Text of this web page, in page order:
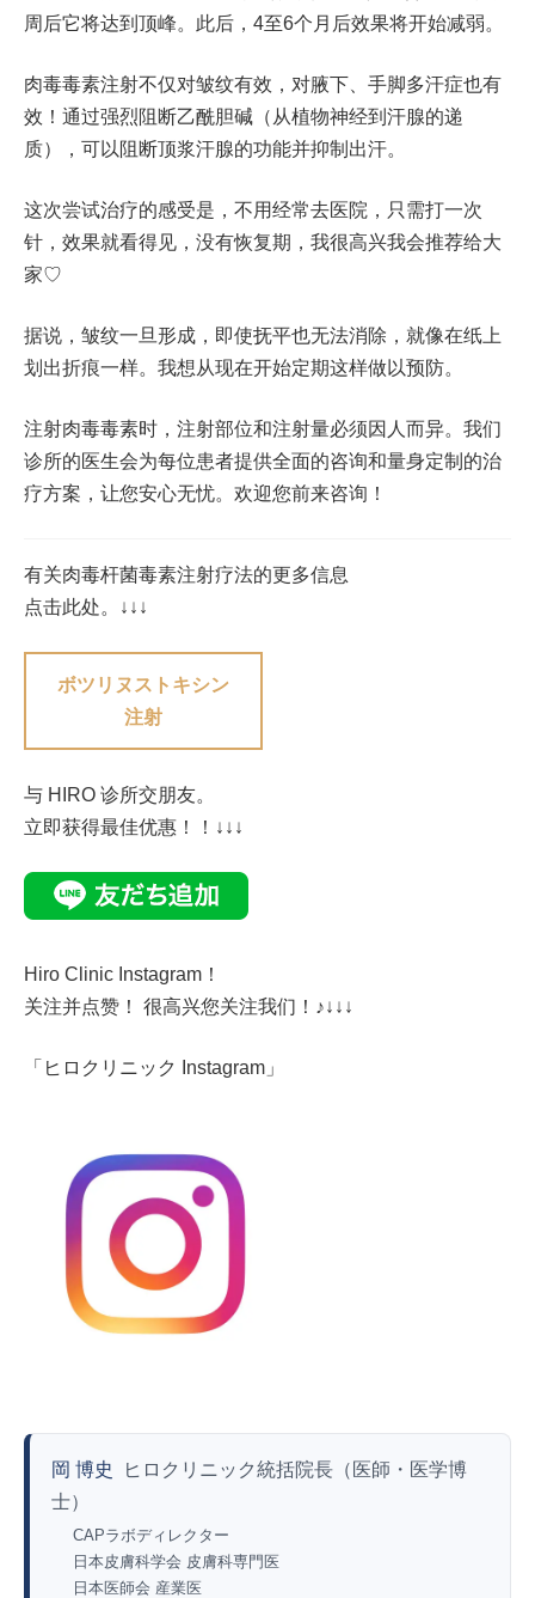
周后它将达到顶峰。此后，4至6个月后效果将开始减弱。
肉毒毒素注射不仅对皱纹有效，对腋下、手脚多汗症也有
效！通过强烈阻断乙酰胆碱（从植物神经到汗腺的递
质），可以阻断顶浆汗腺的功能并抑制出汗。
这次尝试治疗的感受是，不用经常去医院，只需打一次
针，效果就看得见，没有恢复期，我很高兴我会推荐给大
家♡
据说，皱纹一旦形成，即使抚平也无法消除，就像在纸上
划出折痕一样。我想从现在开始定期这样做以预防。
注射肉毒毒素时，注射部位和注射量必须因人而异。我们
诊所的医生会为每位患者提供全面的咨询和量身定制的治
疗方案，让您安心无忧。欢迎您前来咨询！
有关肉毒杆菌毒素注射疗法的更多信息
点击此处。↓↓↓
ボツリヌストキシン
注射
与 HIRO 诊所交朋友。
立即获得最佳优惠！！↓↓↓
Hiro Clinic Instagram！
关注并点赞！ 很高兴您关注我们！♪↓↓↓
「ヒロクリニック Instagram」
岡 博史
ヒロクリニック統括院長（医師・医学博
士）
CAPラボディレクター
日本皮膚科学会 皮膚科専門医
日本医師会 産業医